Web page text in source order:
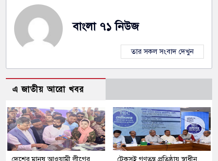
বাংলা ৭১ নিউজ
তার সকল সংবাদ দেখুন
এ জাতীয় আরো খবর
দেশের মানুষ আওয়ামী লীগের টেকসই গণতন্ত্র প্রতিষ্ঠায় স্বাধীন,